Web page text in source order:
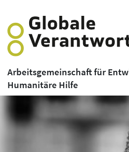
Arbeitsgemeinschaft für
Humanitäre Hilfe